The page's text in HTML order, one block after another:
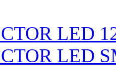
LED
LED